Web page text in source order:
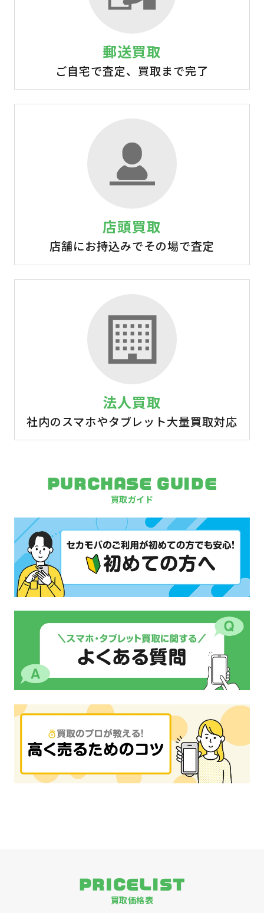
郵送買取
ご自宅で査定、買取まで完了
店頭買取
店舗にお持込みでその場で査定
法人買取
社内のスマホやタブレット大量買取対応
PURCHASE GUIDE
買取ガイド
PRICELIST
買取価格表